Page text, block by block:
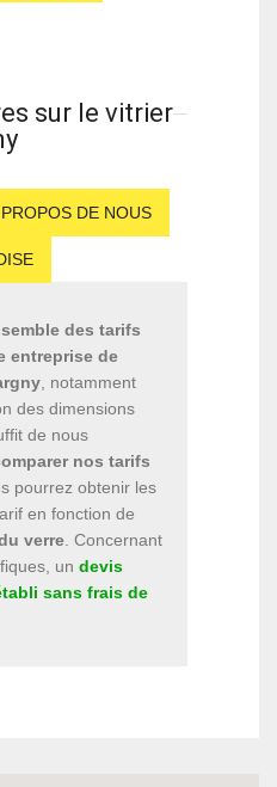
sur le vitrier
DE NOUS
des tarifs
entreprise de
, notamment
des dimensions
de nous
nos tarifs
pourrez obtenir les
en fonction de
verre . Concernant
un devis
sans frais de